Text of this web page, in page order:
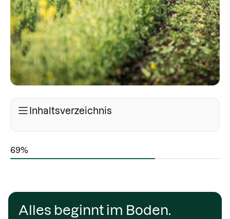
Inhaltsverzeichnis
69%
Alles beginnt im Boden.